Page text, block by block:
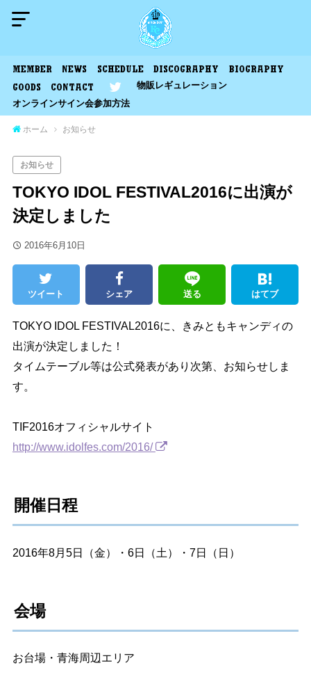
MEMBER NEWS SCHEDULE DISCOGRAPHY
BIOGRAPHY
GOODS
CONTACT
物販レギュレーション
オンラインサイン会参加方法
ホーム お知らせ
お知らせ
TOKYO IDOL FESTIVAL2016に出演が
決定しました
2016年6月10日
ツイート シェア 送る はてブ
TOKYO IDOL FESTIVAL2016に、きみともキャンディの
出演が決定しました！
タイムテーブル等は公式発表があり次第、お知らせしま
す。
TIF2016オフィシャルサイト
http://www.idolfes.com/2016/
開催日程
2016年8月5日（金）・6日（土）・7日（日）
会場
お台場・青海周辺エリア